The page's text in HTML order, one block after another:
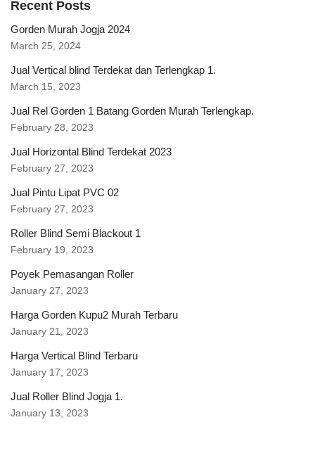
Recent Posts
Gorden Murah Jogja 2024
March 25, 2024
Jual Vertical blind Terdekat dan Terlengkap 1.
March 15, 2023
Jual Rel Gorden 1 Batang Gorden Murah Terlengkap.
February 28, 2023
Jual Horizontal Blind Terdekat 2023
February 27, 2023
Jual Pintu Lipat PVC 02
February 27, 2023
Roller Blind Semi Blackout 1
February 19, 2023
Poyek Pemasangan Roller
January 27, 2023
Harga Gorden Kupu2 Murah Terbaru
January 21, 2023
Harga Vertical Blind Terbaru
January 17, 2023
Jual Roller Blind Jogja 1.
January 13, 2023